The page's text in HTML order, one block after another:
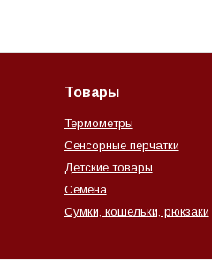
Товары
Термометры
Сенсорные перчатки
Детские товары
Семена
Сумки, кошельки, рюкзаки